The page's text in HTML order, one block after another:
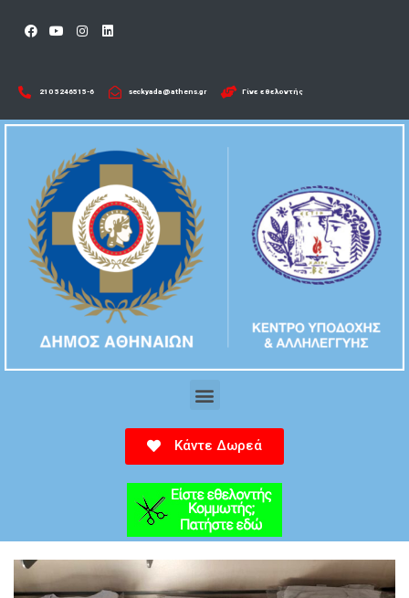
210 5246515-6​ seckyada@athens.gr Γίνε εθελοντής
Κάντε Δωρεά